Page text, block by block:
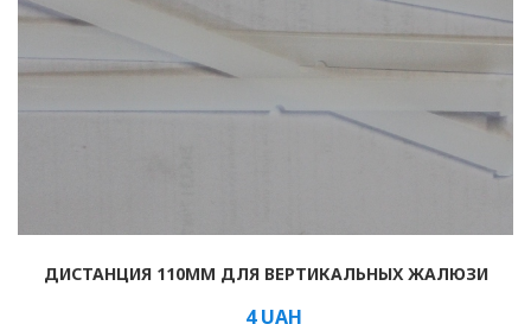
ДИСТАНЦИЯ 110ММ ДЛЯ ВЕРТИКАЛЬНЫХ ЖАЛЮЗИ
4UAH